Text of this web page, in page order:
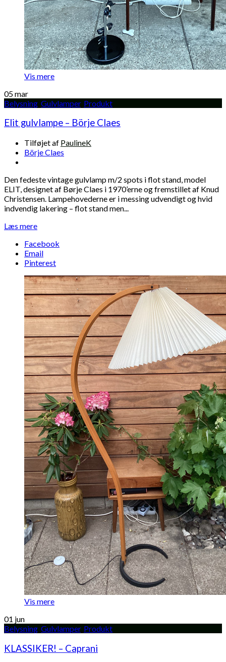
Vis mere
05mar
Belysning Gulvlamper, Produkt
Elit gulvlampe – Börje Claes
Tilføjet af PaulineK
Börje Claes
Den fedeste vintage gulvlamp m/2 spots i flot stand, model
ELIT, designet af Børje Claes i 1970’erne og fremstillet af Knud
Christensen. Lampehovederne er i messing udvendigt og hvid
indvendig lakering – flot stand men...
Læs mere
Facebook
Email
Pinterest
Vis mere
01 jun
Belysning Gulvlamper, Produkt
KLASSIKER! – Caprani